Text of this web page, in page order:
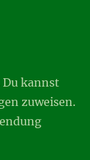
Du kannst
zuweisen.